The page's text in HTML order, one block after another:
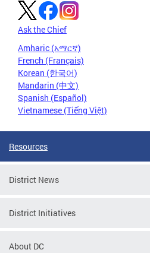
Ask the Chief
Amharic (አማርኛ)
French (Français)
Korean (한국어)
Mandarin (中文)
Spanish (Español)
Vietnamese (Tiếng Việt)
Resources
District News
District Initiatives
About DC